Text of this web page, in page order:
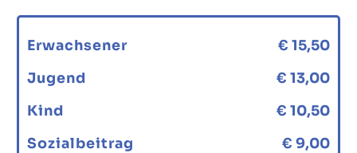
Erwachsener
€ 15,50
Jugend
€ 13,00
Kind
€ 10,50
Sozialbeitrag
€ 9,00